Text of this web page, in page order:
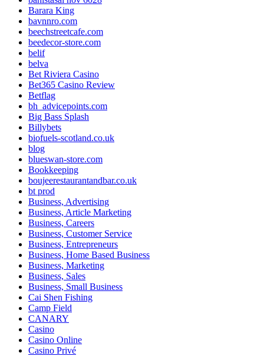
Barara King
bavnnro.com
beechstreetcafe.com
beedecor-store.com
belif
belva
Bet Riviera Casino
Bet365 Casino Review
Betflag
bh_advicepoints.com
Big Bass Splash
Billybets
biofuels-scotland.co.uk
blog
blueswan-store.com
Bookkeeping
boujeerestaurantandbar.co.uk
bt prod
Business, Advertising
Business, Article Marketing
Business, Careers
Business, Customer Service
Business, Entrepreneurs
Business, Home Based Business
Business, Marketing
Business, Sales
Business, Small Business
Cai Shen Fishing
Camp Field
CANARY
Casino
Casino Online
Casino Privé